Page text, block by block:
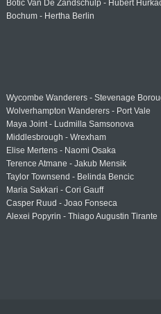
Botic Van De Zandschulp - Hubert
Bochum - Hertha Berlin
Wycombe Wanderers - Stevenage
Wolverhampton Wanderers - Port Vale
Maya Joint - Ludmilla Samsonova
Middlesbrough - Wrexham
Elise Mertens - Naomi Osaka
Terence Atmane - Jakub Mensik
Taylor Townsend - Belinda Bencic
Maria Sakkari - Cori Gauff
Casper Ruud - Joao Fonseca
Alexei Popyrin - Thiago Augustin Tirante